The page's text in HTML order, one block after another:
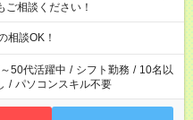
相談ください！
談OK！
50代活躍中 / シフト勤務 / 10名以
/ パソコンスキル不要